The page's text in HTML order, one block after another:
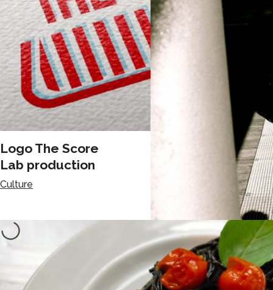
Logo The Score
Lab production
Culture